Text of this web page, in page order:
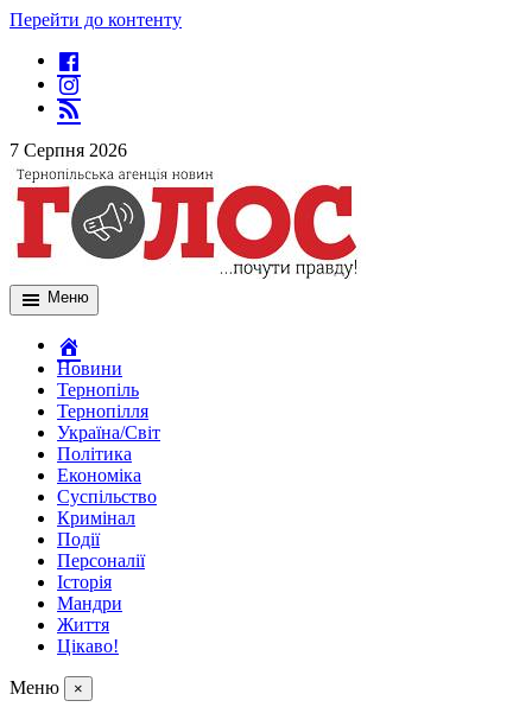
Перейти до контенту
7 Серпня 2026
Меню
Новини
Тернопіль
Тернопілля
Україна/Світ
Політика
Економіка
Суспільство
Кримінал
Події
Персоналії
Історія
Мандри
Життя
Цікаво!
Меню ×